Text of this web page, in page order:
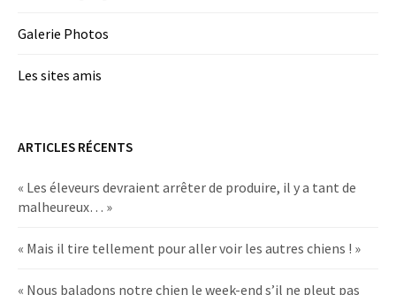
Galerie Photos
Les sites amis
ARTICLES RÉCENTS
« Les éleveurs devraient arrêter de produire, il y a tant de
malheureux… »
« Mais il tire tellement pour aller voir les autres chiens ! »
« Nous baladons notre chien le week-end s’il ne pleut pas